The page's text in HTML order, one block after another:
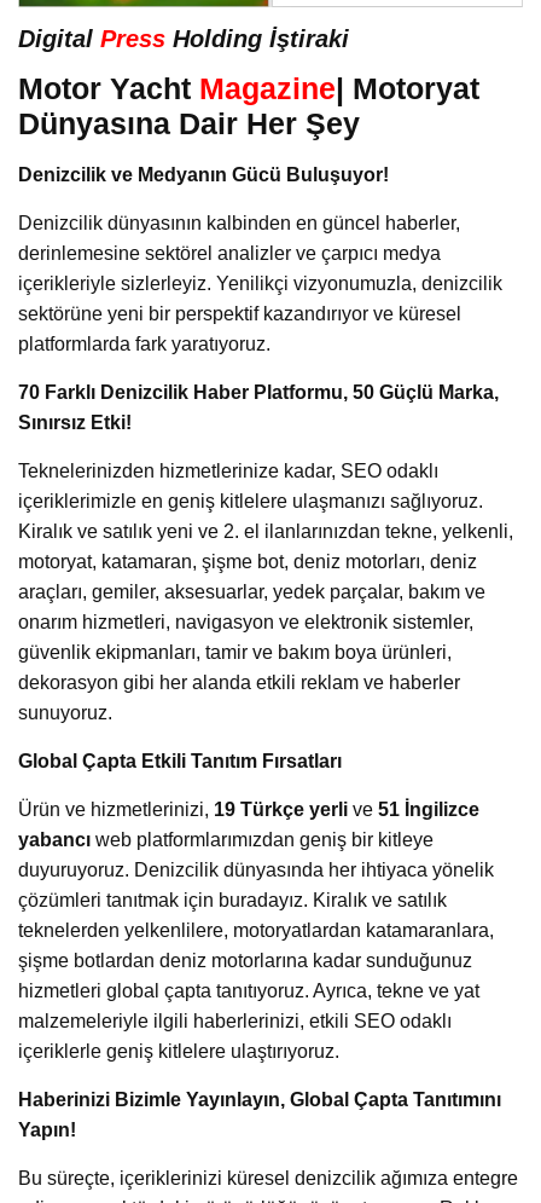
Digital Press Holding İştiraki
Motor Yacht Magazine| Motoryat
Dünyasına Dair Her Şey
Denizcilik ve Medyanın Gücü Buluşuyor!
Denizcilik dünyasının kalbinden en güncel haberler,
derinlemesine sektörel analizler ve çarpıcı medya
içerikleriyle sizlerleyiz. Yenilikçi vizyonumuzla, denizcilik
sektörüne yeni bir perspektif kazandırıyor ve küresel
platformlarda fark yaratıyoruz.
70 Farklı Denizcilik Haber Platformu, 50 Güçlü Marka,
Sınırsız Etki!
Teknelerinizden hizmetlerinize kadar, SEO odaklı
içeriklerimizle en geniş kitlelere ulaşmanızı sağlıyoruz.
Kiralık ve satılık yeni ve 2. el ilanlarınızdan tekne, yelkenli,
motoryat, katamaran, şişme bot, deniz motorları, deniz
araçları, gemiler, aksesuarlar, yedek parçalar, bakım ve
onarım hizmetleri, navigasyon ve elektronik sistemler,
güvenlik ekipmanları, tamir ve bakım boya ürünleri,
dekorasyon gibi her alanda etkili reklam ve haberler
sunuyoruz.
Global Çapta Etkili Tanıtım Fırsatları
Ürün ve hizmetlerinizi, 19 Türkçe yerli ve 51 İngilizce
yabancı web platformlarımızdan geniş bir kitleye
duyuruyoruz. Denizcilik dünyasında her ihtiyaca yönelik
çözümleri tanıtmak için buradayız. Kiralık ve satılık
teknelerden yelkenlilere, motoryatlardan katamaranlara,
şişme botlardan deniz motorlarına kadar sunduğunuz
hizmetleri global çapta tanıtıyoruz. Ayrıca, tekne ve yat
malzemeleriyle ilgili haberlerinizi, etkili SEO odaklı
içeriklerle geniş kitlelere ulaştırıyoruz.
Haberinizi Bizimle Yayınlayın, Global Çapta Tanıtımını
Yapın!
Bu süreçte, içeriklerinizi küresel denizcilik ağımıza entegre